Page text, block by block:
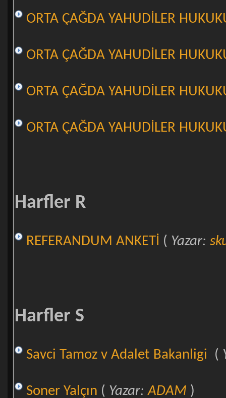
ORTA ÇAĞDA YAHUDİLER
ORTA ÇAĞDA YAHUDİLER
ORTA ÇAĞDA YAHUDİLER
ORTA ÇAĞDA YAHUDİLER
Harfler R
REFERANDUM ANKETİ ( Yazar:
Harfler S
Savci Tamoz v Adalet Bakanligi (
Soner Yalçın ( Yazar:ADAM )